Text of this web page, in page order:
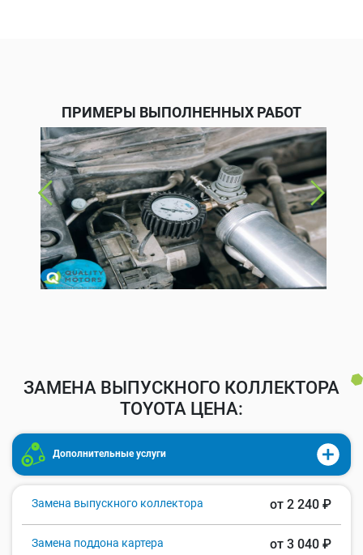
ПРИМЕРЫ ВЫПОЛНЕННЫХ РАБОТ
ЗАМЕНА ВЫПУСКНОГО КОЛЛЕКТОРА
TOYOTA ЦЕНА:
Дополнительные услуги
Замена выпускного коллектора от 2 240 ₽
Замена поддона картера от 3 040 ₽